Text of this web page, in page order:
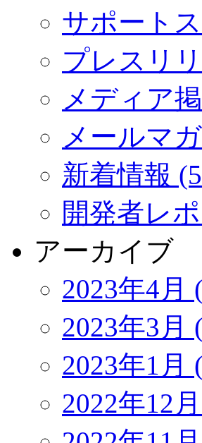
サポート
プレスリ
メディア
メールマ
新着情報
開発者レ
アーカイブ
2023年4月
2023年3月
2023年1月
2022年12